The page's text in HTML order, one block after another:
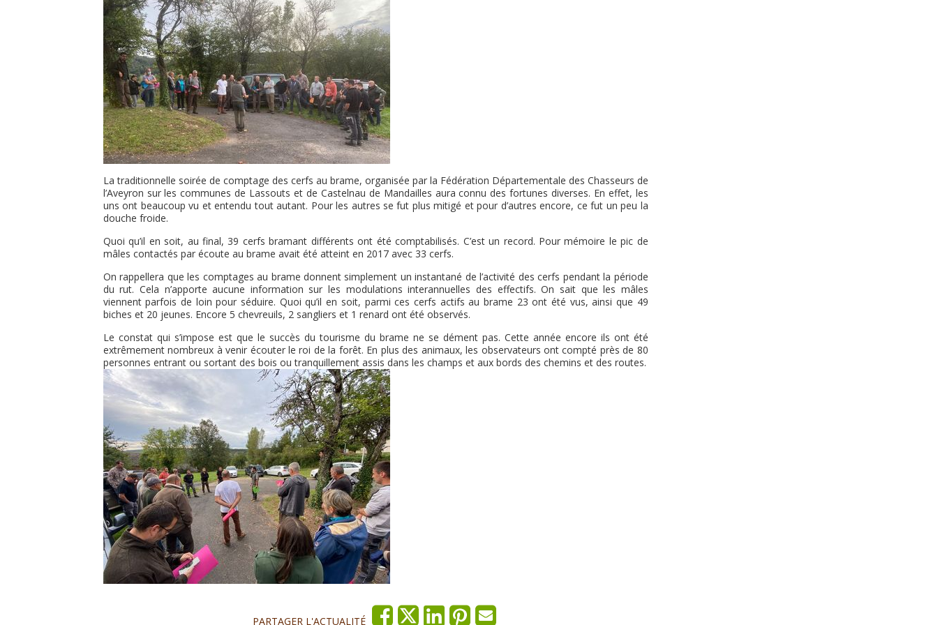
La traditionnelle soirée de comptage des cerfs au brame, organisée par la Fédération Départementale des Chasseurs de
l’Aveyron sur les communes de Lassouts et de Castelnau de Mandailles aura connu des fortunes diverses. En effet, les
uns ont beaucoup vu et entendu tout autant. Pour les autres se fut plus mitigé et pour d’autres encore, ce fut un peu la
douche froide.
Quoi qu’il en soit, au final, 39 cerfs bramant différents ont été comptabilisés. C’est un record. Pour mémoire le pic de
mâles contactés par écoute au brame avait été atteint en 2017 avec 33 cerfs.
On rappellera que les comptages au brame donnent simplement un instantané de l’activité des cerfs pendant la période
du rut. Cela n’apporte aucune information sur les modulations interannuelles des effectifs. On sait que les mâles
viennent parfois de loin pour séduire. Quoi qu’il en soit, parmi ces cerfs actifs au brame 23 ont été vus, ainsi que 49
biches et 20 jeunes. Encore 5 chevreuils, 2 sangliers et 1 renard ont été observés.
Le constat qui s’impose est que le succès du tourisme du brame ne se dément pas. Cette année encore ils ont été
extrêmement nombreux à venir écouter le roi de la forêt. En plus des animaux, les observateurs ont compté près de 80
personnes entrant ou sortant des bois ou tranquillement assis dans les champs et aux bords des chemins et des routes.
PARTAGER L'ACTUALITÉ